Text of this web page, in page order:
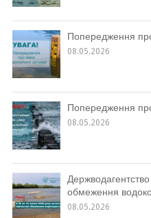
Попередження про
08.05.2026
Попередження про
08.05.2026
обмеження
08.05.2026